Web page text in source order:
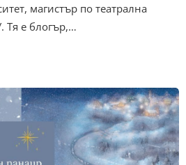
магистър по театрална
Тя е блогър,…